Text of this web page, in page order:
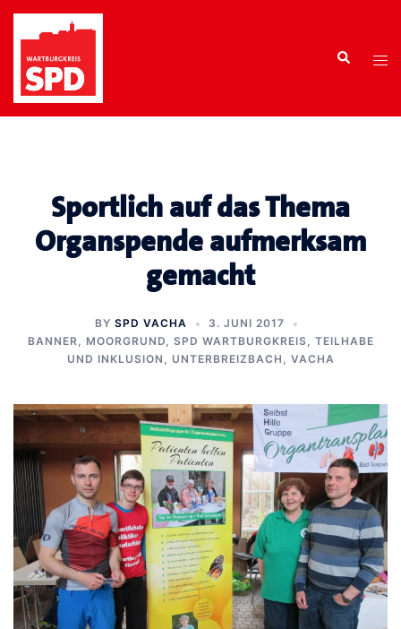
Zum
springen
Search
Sportlich auf das Thema
Organspende aufmerksam
gemacht
BY SPD VACHA
3. JUNI 2017
BANNER, MOORGRUND, SPD WARTBURGKREIS, TEILHABE
UND INKLUSION , UNTERBREIZBACH , VACHA